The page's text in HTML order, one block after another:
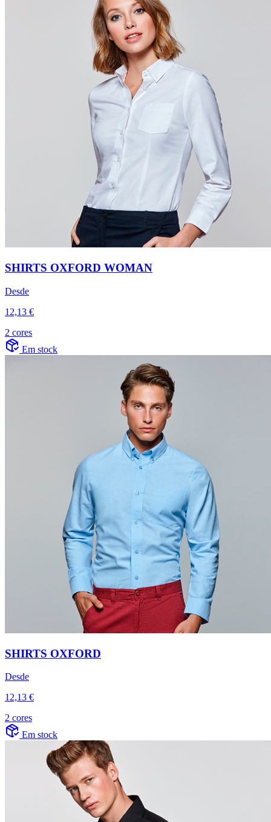
SHIRTS OXFORD WOMAN
Desde
12,13 €
2 cores
Em stock
SHIRTS OXFORD
Desde
12,13 €
2 cores
Em stock